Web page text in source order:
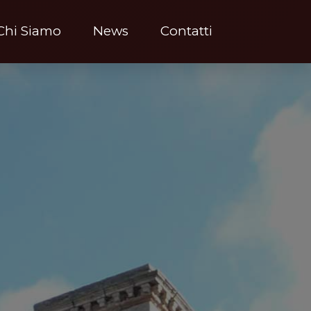
Siamo News Contatti